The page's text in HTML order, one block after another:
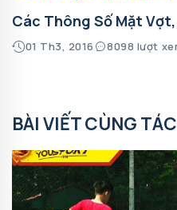
Các Thông Số Mặt
01 Th3, 2016 8098 lượt
BÀI VIẾT CÙNG